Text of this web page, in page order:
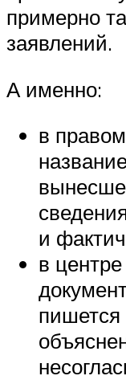
примерно
заявлений.
А именно:
в
и
в
пишется